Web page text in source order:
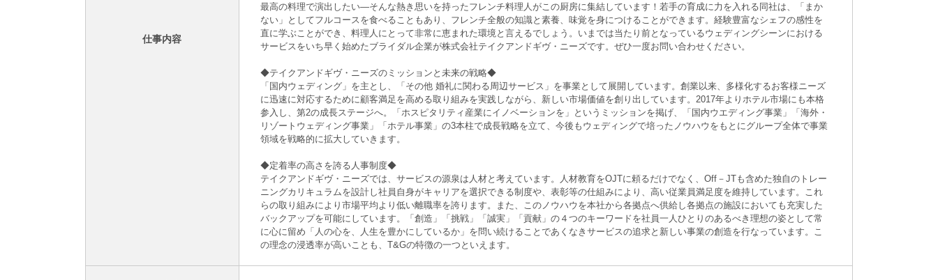
仕事内容
最高の料理で演出したい―そんな熱き思いを持ったフレンチ料理人がこの厨房に集結しています！若手の育成に力を入れる同社は、「まか
ない」としてフルコースを食べることもあり、フレンチ全般の知識と素養、味覚を身につけることができます。経験豊富なシェフの感性を
直に学ぶことができ、料理人にとって非常に恵まれた環境と言えるでしょう。いまでは当たり前となっているウェディングシーンにおける
サービスをいち早く始めたブライダル企業が株式会社テイクアンドギヴ・ニーズです。ぜひ一度お問い合わせください。
◆テイクアンドギヴ・ニーズのミッションと未来の戦略◆
「国内ウェディング」を主とし、「その他 婚礼に関わる周辺サービス」を事業として展開しています。創業以来、多様化するお客様ニーズ
に迅速に対応するために顧客満足を高める取り組みを実践しながら、新しい市場価値を創り出しています。2017年よりホテル市場にも本格
参入し、第2の成長ステージへ。「ホスピタリティ産業にイノベーションを」というミッションを掲げ、「国内ウエディング事業」「海外・
リゾートウェディング事業」「ホテル事業」の3本柱で成長戦略を立て、今後もウェディングで培ったノウハウをもとにグループ全体で事業
領域を戦略的に拡大していきます。
◆定着率の高さを誇る人事制度◆
テイクアンドギヴ・ニーズでは、サービスの源泉は人材と考えています。人材教育をOJTに頼るだけでなく、Off－JTも含めた独自のトレー
ニングカリキュラムを設計し社員自身がキャリアを選択できる制度や、表彰等の仕組みにより、高い従業員満足度を維持しています。これ
らの取り組みにより市場平均より低い離職率を誇ります。また、このノウハウを本社から各拠点へ供給し各拠点の施設においても充実した
バックアップを可能にしています。「創造」「挑戦」「誠実」「貢献」の４つのキーワードを社員一人ひとりのあるべき理想の姿として常
に心に留め「人の心を、人生を豊かにしているか」を問い続けることであくなきサービスの追求と新しい事業の創造を行なっています。こ
の理念の浸透率が高いことも、T&Gの特徴の一つといえます。